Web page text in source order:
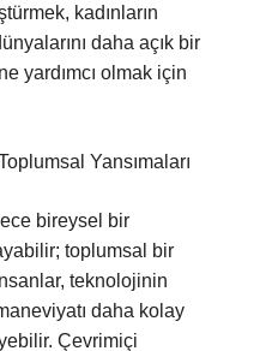
kadınların
daha açık bir
yardımcı olmak için
Yansımaları
bireysel bir
toplumsal bir
teknolojinin
daha kolay
Çevrimiçi